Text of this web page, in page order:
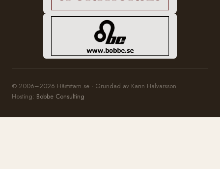
© 2006–2026 Häststam.se · Grundad av Karin Halvarsson
Hosting: Bobbe Consulting